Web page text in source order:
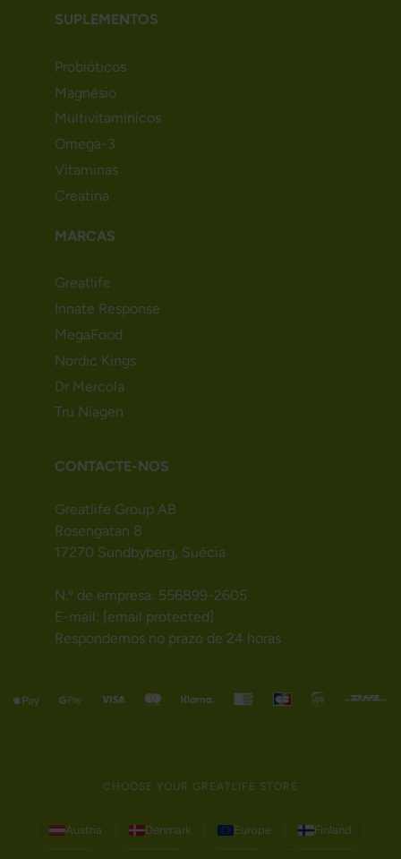
SUPLEMENTOS
Probióticos
Magnésio
Multivitamínicos
Omega-3
Vitaminas
Creatina
MARCAS
Greatlife
Innate Response
MegaFood
Nordic Kings
Dr Mercola
Tru Niagen
CONTACTE-NOS
Greatlife Group AB
Rosengatan 8
17270 Sundbyberg, Suécia
N.º de empresa: 556899-2605
E-mail: [email protected]
Respondemos no prazo de 24 horas
CHOOSE YOUR GREATLIFE STORE
Austria Denmark Europe Finland